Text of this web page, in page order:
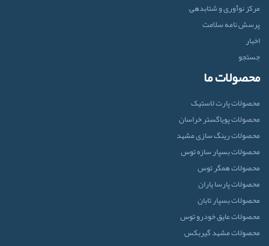
مرکز نوآوری و شتابدهی
پرسش نامه سلامت
اخبار
جستجو
محصولات ما
محصولات پارت لاستیک
محصولات پویاگستر خراسان
محصولات رینگ سازی مشهد
محصولات بسپار سازه توس
محصولات همگر توس
محصولات پارسا یاران
محصولات بسپار تابان
محصولات عایق خودرو توس
محصولات مشهد گیربکس